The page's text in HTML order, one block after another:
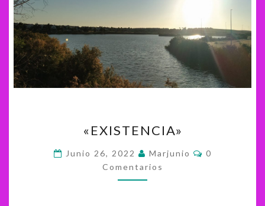
«EXISTENCIA»
Junio 26, 2022 Marjunio Comentarios
0
Comentarios